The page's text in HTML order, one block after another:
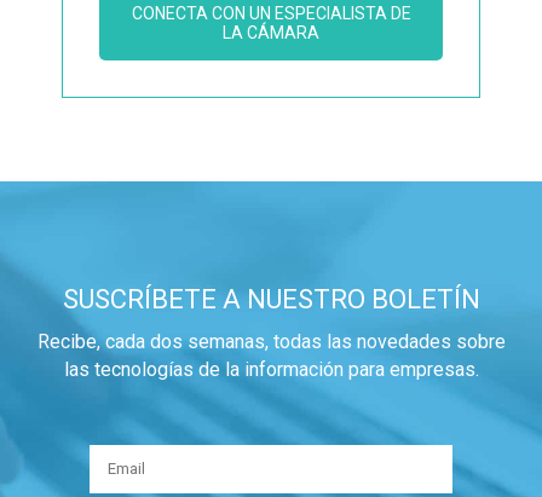
CONECTA CON UN ESPECIALISTA DE
LA CÁMARA
SUSCRÍBETE A NUESTRO BOLETÍN
Recibe, cada dos semanas, todas las novedades sobre
las tecnologías de la información para empresas.